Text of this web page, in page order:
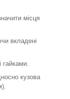
місця
вкладені
гайками.
кузова